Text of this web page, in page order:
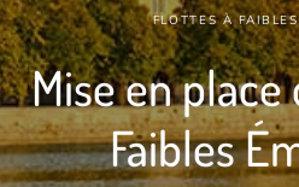
FLOTTES À
Mise en
Faibles